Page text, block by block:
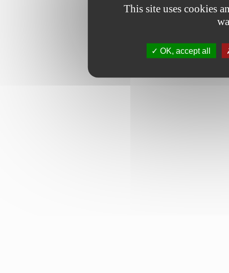
This site uses cookies
OK, accept all